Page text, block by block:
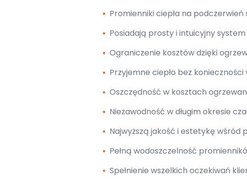
▪ Promienniki ciepła na
▪ Posiadają prosty i intuicyjny
▪ Ograniczenie kosztów dzięki
▪ Przyjemne ciepło bez
▪ Oszczędność w kosztach
▪ Niezawodność w długim okresie
▪ Najwyższą jakość i estetykę
▪ Pełną wodoszczelność
▪ Spełnienie wszelkich oczekiwań